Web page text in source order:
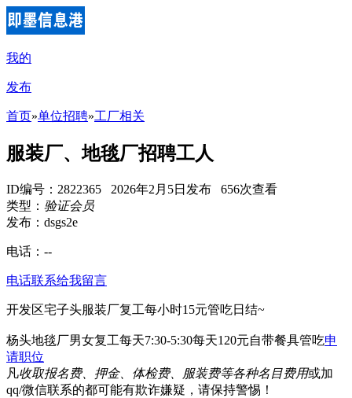
我的
发布
首页»单位招聘»工厂相关
服装厂、地毯厂招聘工人
ID编号：2822365 2026年2月5日发布 656次查看
类型： 验证会员
发布：dsgs2e
电话： --
电话联系给我留言
开发区宅子头服装厂复工每小时15元管吃日结~
杨头地毯厂男女复工每天7:30-5:30每天120元自带餐具管吃申
请职位
凡收取报名费、押金、体检费、服装费等各种名目费用或加
qq/微信联系的都可能有欺诈嫌疑，请保持警惕！